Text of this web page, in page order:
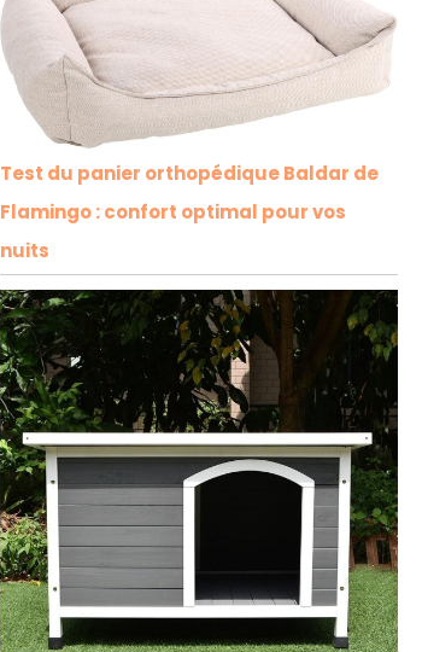
Test du panier orthopédique Baldar de
Flamingo : confort optimal pour vos
nuits